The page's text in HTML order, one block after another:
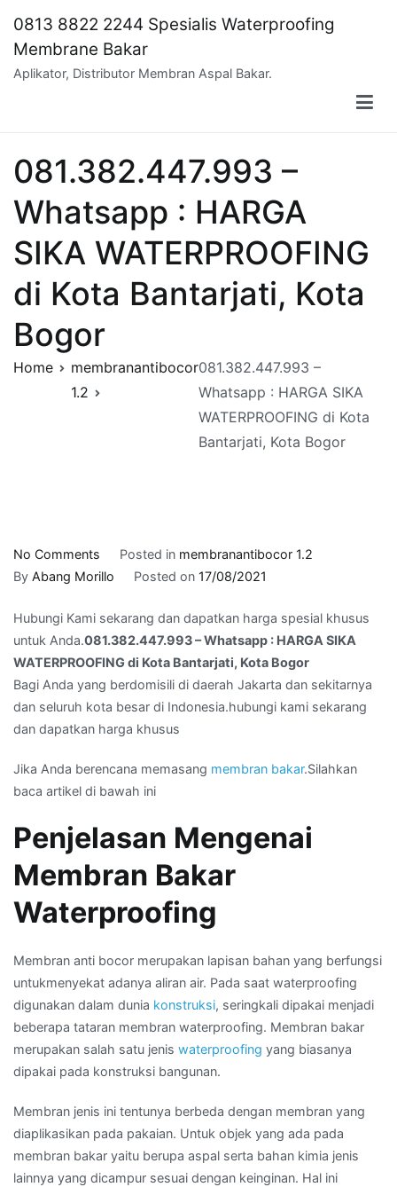
content
0813 8822 2244 Spesialis Waterproofing
Membrane Bakar
Aplikator, Distributor Membran Aspal Bakar.
081.382.447.993 –
Whatsapp : HARGA
SIKA WATERPROOFING
di Kota Bantarjati, Kota
Bogor
Home
membranantibocor
1.2
081.382.447.993 –
Whatsapp : HARGA SIKA
WATERPROOFING di Kota
Bantarjati, Kota Bogor
No Comments
081.382.447.993
Whatsapp
:
HARGA
SIKA
WATERPROOFING
di
Bantarjati,
Kota
Posted in membranantibocor 1.2
By Abang Morillo Posted on 17/08/2021
Hubungi Kami sekarang dan dapatkan harga spesial khusus
untuk Anda.081.382.447.993 – Whatsapp : HARGA SIKA
WATERPROOFING di Kota Bantarjati, Kota Bogor
Bagi Anda yang berdomisili di daerah Jakarta dan sekitarnya
dan seluruh kota besar di Indonesia.hubungi kami sekarang
dan dapatkan harga khusus
Jika Anda berencana memasang membran bakar.Silahkan
baca artikel di bawah ini
Penjelasan Mengenai
Membran Bakar
Waterproofing
Membran anti bocor merupakan lapisan bahan yang berfungsi
untukmenyekat adanya aliran air. Pada saat waterproofing
digunakan dalam dunia konstruksi, seringkali dipakai menjadi
beberapa tataran membran waterproofing. Membran bakar
merupakan salah satu jenis waterproofing yang biasanya
dipakai pada konstruksi bangunan.
Membran jenis ini tentunya berbeda dengan membran yang
diaplikasikan pada pakaian. Untuk objek yang ada pada
membran bakar yaitu berupa aspal serta bahan kimia jenis
lainnya yang dicampur sesuai dengan keinginan. Hal ini